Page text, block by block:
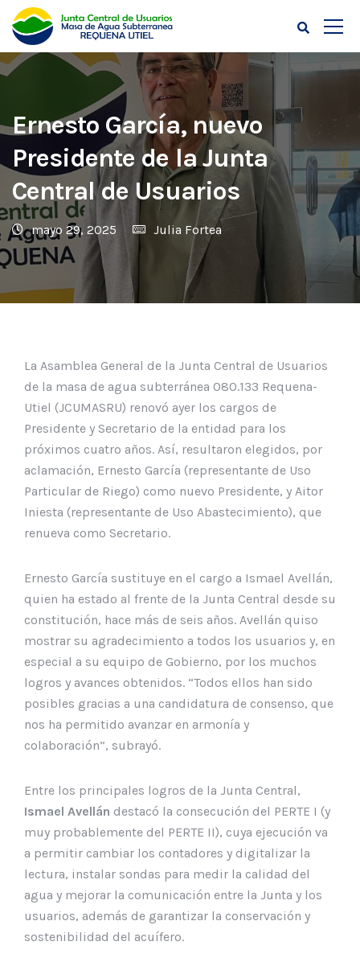
Ernesto García, nuevo
Presidente de la Junta
Central de Usuarios
mayo 29, 2025 Julia Fortea
La Asamblea General de la Junta Central de Usuarios
de la masa de agua subterránea 080.133 Requena-
Utiel (JCUMASRU) renovó ayer los cargos de
Presidente y Secretario de la entidad para los
próximos cuatro años. Así, resultaron elegidos, por
aclamación, Ernesto García (representante de Uso
Particular de Riego) como nuevo Presidente, y Aitor
Iniesta (representante de Uso Abastecimiento), que
renueva como Secretario.
Ernesto García sustituye en el cargo a Ismael Avellán,
quien ha estado al frente de la Junta Central desde su
constitución, hace más de seis años. Avellán quiso
mostrar su agradecimiento a todos los usuarios y, en
especial a su equipo de Gobierno, por los muchos
logros y avances obtenidos. “Todos ellos han sido
posibles gracias a una candidatura de consenso, que
nos ha permitido avanzar en armonía y
colaboración”, subrayó.
Entre los principales logros de la Junta Central,
Ismael Avellán destacó la consecución del PERTE I (y
muy probablemente del PERTE II), cuya ejecución va
a permitir cambiar los contadores y digitalizar la
lectura, instalar sondas para medir la calidad del
agua y mejorar la comunicación entre la Junta y los
usuarios, además de garantizar la conservación y
sostenibilidad del acuífero.